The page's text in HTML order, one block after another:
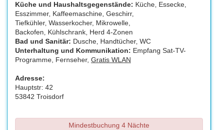
Küche und Haushaltsgegenstände: Küche, Essecke,
Esszimmer, Kaffeemaschine, Geschirr,
Tiefkühler, Wasserkocher, Mikrowelle,
Backofen, Kühlschrank, Herd 4-Zonen
Bad und Sanitär: Dusche, Handtücher, WC
Unterhaltung und Kommunikation: Empfang Sat-TV-
Programme, Fernseher, Gratis WLAN
Adresse:
Hauptstr: 42
53842 Troisdorf
Mindestbuchung 4 Nächte